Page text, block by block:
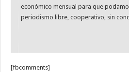
económico mensual para que
periodismo libre, cooperativo, sin
[fbcomments]